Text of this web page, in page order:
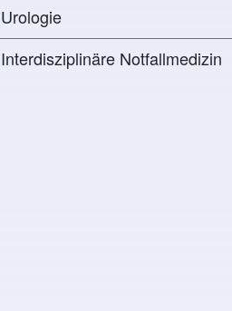
Urologie
Interdisziplinäre Notfallmedizin